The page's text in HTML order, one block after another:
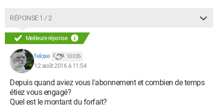
RÉPONSE 1 / 2
Meilleure réponse
feloxe 10 035
12 août 2016 à 11:54
Depuis quand aviez vous l'abonnement et combien de temps
étiez vous engagé?
Quel est le montant du forfait?